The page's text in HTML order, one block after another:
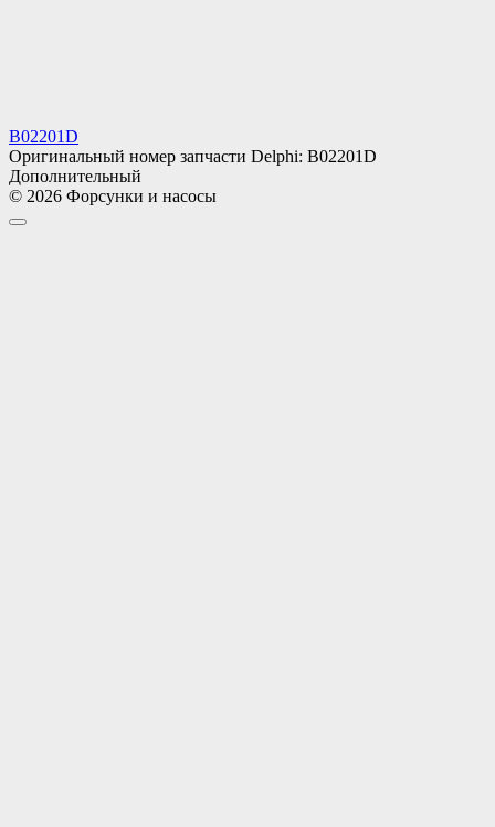
B02201D
Оригинальный номер запчасти Delphi: B02201D
Дополнительный
© 2026 Форсунки и насосы